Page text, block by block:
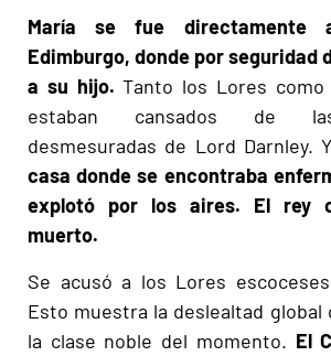
María se fue directamente
Edimburgo, donde por seguridad
a su hijo. Tanto los Lores como
estaban cansados de
desmesuradas de Lord Darnley.
casa donde se encontraba
explotó por los aires. El rey
muerto.
Se acusó a los Lores
Esto muestra la deslealtad global
la clase noble del momento. El